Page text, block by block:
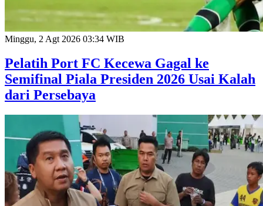
Minggu, 2 Agt 2026 03:34 WIB
Pelatih Port FC Kecewa Gagal ke
Semifinal Piala Presiden 2026 Usai Kalah
dari Persebaya